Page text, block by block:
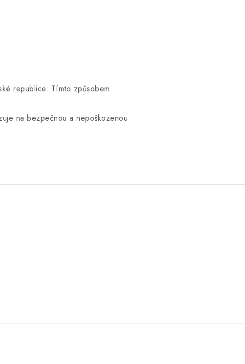
republice. Tímto způsobem
na bezpečnou a nepoškozenou